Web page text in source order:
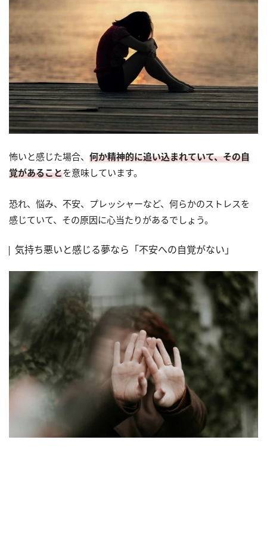
怖いと感じた場合、 何か精神的に追い込まれていて、その自
覚があることを意味しています。
恐れ、悩み、不安、プレッシャーなど、何らかのストレスを
感じていて、その原因に心当たりがあるでしょう。
気持ち悪いと感じる夢なら「不安への自覚がない」